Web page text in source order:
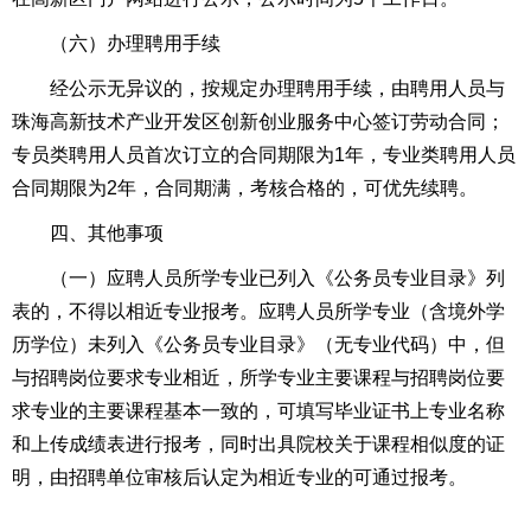
（六）办理聘用手续
经公示无异议的，按规定办理聘用手续，由聘用人员与
珠海高新技术产业开发区创新创业服务中心签订劳动合同；
专员类聘用人员首次订立的合同期限为1年，专业类聘用人员
合同期限为2年，合同期满，考核合格的，可优先续聘。
四、其他事项
（一）应聘人员所学专业已列入《公务员专业目录》列
表的，不得以相近专业报考。应聘人员所学专业（含境外学
历学位）未列入《公务员专业目录》（无专业代码）中，但
与招聘岗位要求专业相近，所学专业主要课程与招聘岗位要
求专业的主要课程基本一致的，可填写毕业证书上专业名称
和上传成绩表进行报考，同时出具院校关于课程相似度的证
明，由招聘单位审核后认定为相近专业的可通过报考。